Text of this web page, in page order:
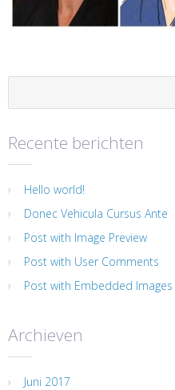
Recente berichten
Hello world!
Donec Vehicula Cursus Ante
Post with Image Preview
Post with User Comments
Post with Embedded Images
Archieven
Juni 2017